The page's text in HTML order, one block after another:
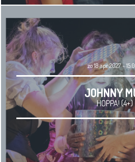
zo 18 apr 2027 -
JOHNNY
HOPPA! (4+)